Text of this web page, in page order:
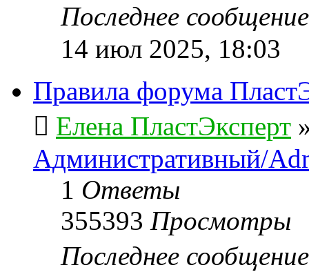
Последнее
14 июл 2025, 18:03
Правила форума
Елена ПластЭксперт
Административный/
1 Ответы
355393 Просмотры
Последнее